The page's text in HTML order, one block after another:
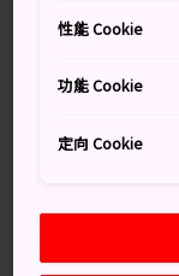
萬勿錯過
令人歎為觀
性能 Cookie
功能 Cookie
定向 Cookie